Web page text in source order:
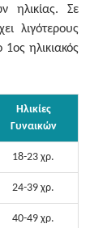
ηλικίας. Σε
λιγότερους
ηλικιακός
Ηλικίες
Γυναικών
18-23 χρ.
24-39 χρ.
40-49 χρ.